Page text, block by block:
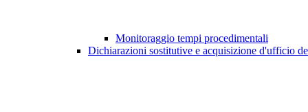
Monitoraggio tempi procedimentali
Dichiarazioni sostitutive e acquisizione d'ufficio